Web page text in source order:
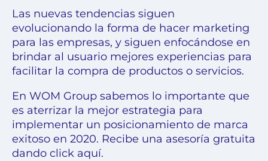
Las nuevas tendencias siguen
evolucionando la forma de hacer marketing
para las empresas, y siguen enfocándose en
brindar al usuario mejores experiencias para
facilitar la compra de productos o servicios.
En WOM Group sabemos lo importante que
es aterrizar la mejor estrategia para
implementar un posicionamiento de marca
exitoso en 2020. Recibe una asesoría gratuita
dando click aquí.